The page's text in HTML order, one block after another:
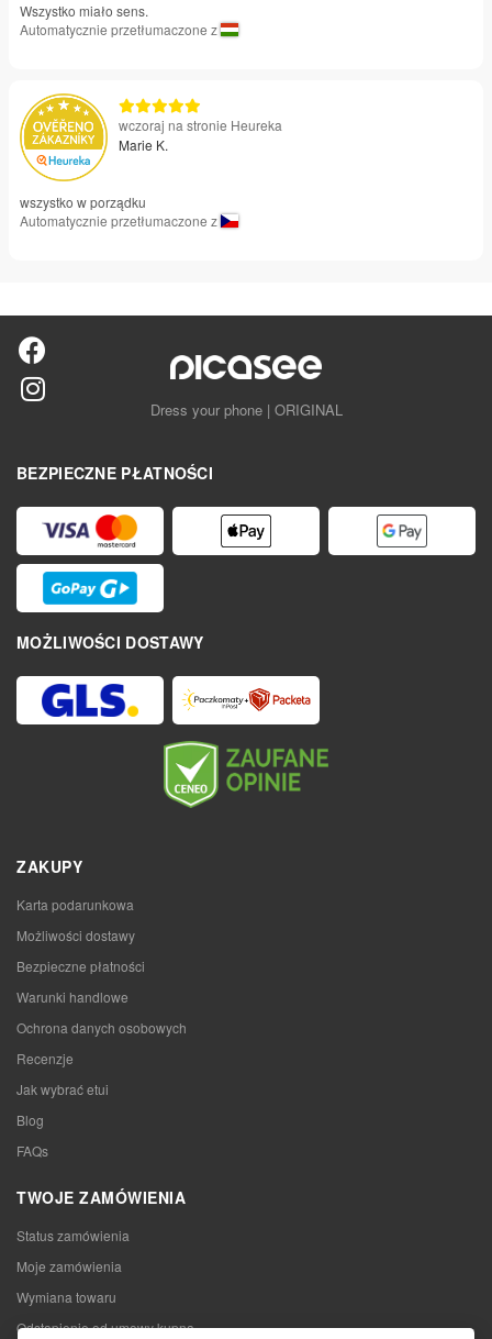
Wszystko miało sens.
Automatycznie przetłumaczone z
wczoraj na stronie Heureka
Marie K.
wszystko w porządku
Automatycznie przetłumaczone z
Dress your phone | ORIGINAL
BEZPIECZNE PŁATNOŚCI
MOŻLIWOŚCI DOSTAWY
ZAKUPY
Karta podarunkowa
Możliwości dostawy
Bezpieczne płatności
Warunki handlowe
Ochrona danych osobowych
Recenzje
Jak wybrać etui
Blog
FAQs
TWOJE ZAMÓWIENIA
Status zamówienia
Moje zamówienia
Wymiana towaru
Odstąpienie od umowy kupna